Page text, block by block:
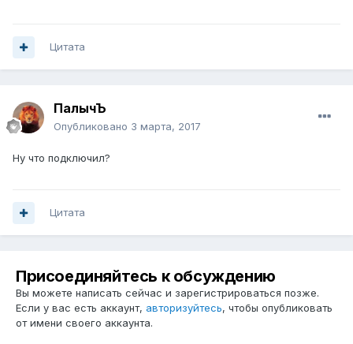
Цитата
ПалычЪ
Опубликовано 3 марта, 2017
Ну что подключил?
Цитата
Присоединяйтесь к обсуждению
Вы можете написать сейчас и зарегистрироваться позже.
Если у вас есть аккаунт, авторизуйтесь, чтобы опубликовать
от имени своего аккаунта.